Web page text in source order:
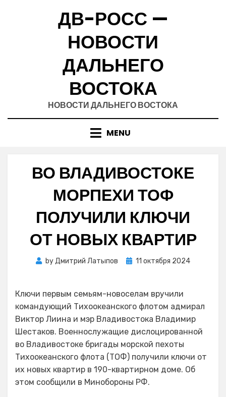
ДВ-РОСС —
НОВОСТИ
ДАЛЬНЕГО
ВОСТОКА
НОВОСТИ ДАЛЬНЕГО ВОСТОКА
MENU
ВО ВЛАДИВОСТОКЕ
МОРПЕХИ ТОФ
ПОЛУЧИЛИ КЛЮЧИ
ОТ НОВЫХ КВАРТИР
byДмитрий Латыпов
Posted
11 октября 2024
Ключи первым семьям-новоселам вручили
командующий Тихоокеанского флотом адмирал
Виктор Лиина и мэр Владивостока Владимир
Шестаков. Военнослужащие дислоцированной
во Владивостоке бригады морской пехоты
Тихоокеанского флота (ТОФ) получили ключи от
их новых квартир в 190-квартирном доме. Об
этом сообщили в Минобороны РФ.